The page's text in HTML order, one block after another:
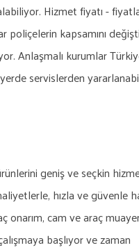
Hizmet fiyatı -
kapsamını
Anlaşmalı kurumlar
servislerden
geniş ve seçkin
hızla ve güvenle
cam ve araç
başlıyor ve zaman